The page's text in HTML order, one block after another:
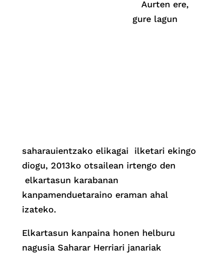
Aurten ere,
gure lagun
saharauientzako elikagai ilketari ekingo
diogu, 2013ko otsailean irtengo den
elkartasun karabanan
kanpamenduetaraino eraman ahal
izateko.
Elkartasun kanpaina honen helburu
nagusia Saharar Herriari janariak